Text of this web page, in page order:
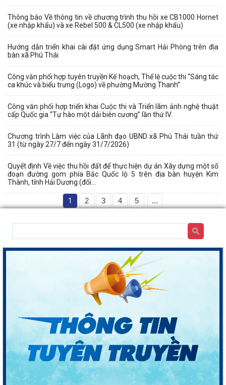
Thông báo Về thông tin về chương trình thu hồi xe CB1000 Hornet
(xe nhập khẩu) và xe Rebel 500 & CL500 (xe nhập khẩu)
Hướng dẫn triển khai cài đặt ứng dụng Smart Hải Phòng trên địa
bàn xã Phú Thái
Công văn phối hợp tuyên truyền Kế hoạch, Thể lệ cuộc thi “Sáng tác
ca khúc và biểu trưng (Logo) về phường Mường Thanh”
Công văn phối hợp triển khai Cuộc thi và Triển lãm ảnh nghệ thuật
cấp Quốc gia “Tự hào một dải biên cương” lần thứ IV.
Chương trình Làm việc của Lãnh đạo UBND xã Phú Thái tuần thứ
31 (từ ngày 27/7 đến ngày 31/7/2026)
Quyết định Về việc thu hồi đất để thực hiện dự án Xây dựng một số
đoạn đường gom phía Bắc Quốc lộ 5 trên địa bàn huyện Kim
Thành, tỉnh Hải Dương (đối...
1 2 3 4 5 ...